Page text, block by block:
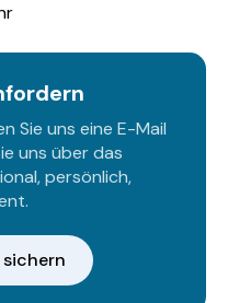
Sie uns eine E-Mail
uns über das
persönlich,